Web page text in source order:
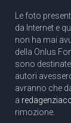
Le foto
da Internet e
non ha mai
della Onlus
sono
autori
avranno che
a
rimozione.